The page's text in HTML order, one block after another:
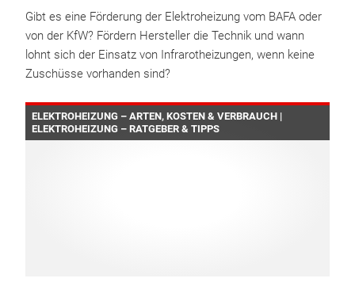
Gibt es eine Förderung der Elektroheizung vom BAFA oder
von der KfW? Fördern Hersteller die Technik und wann
lohnt sich der Einsatz von Infrarotheizungen, wenn keine
Zuschüsse vorhanden sind?
ELEKTROHEIZUNG – ARTEN, KOSTEN & VERBRAUCH |
ELEKTROHEIZUNG – RATGEBER & TIPPS